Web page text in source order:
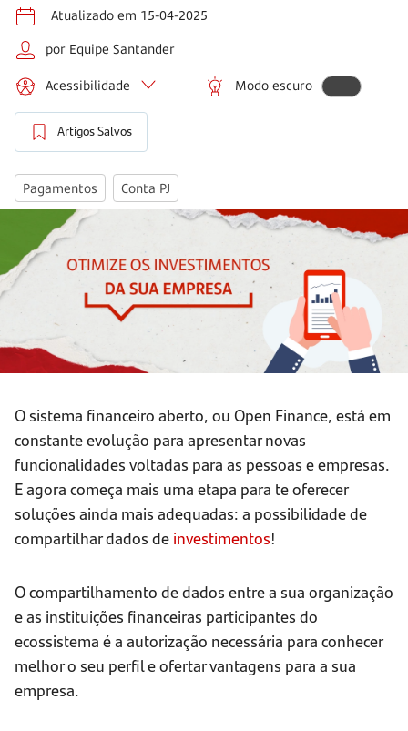
Atualizado em 15-04-2025
por Equipe Santander
Acessibilidade Modo escuro
Artigos Salvos
Pagamentos Conta PJ
O sistema financeiro aberto, ou Open Finance, está em
constante evolução para apresentar novas
funcionalidades voltadas para as pessoas e empresas.
E agora começa mais uma etapa para te oferecer
soluções ainda mais adequadas: a possibilidade de
compartilhar dados de investimentos!
O compartilhamento de dados entre a sua organização
e as instituições financeiras participantes do
ecossistema é a autorização necessária para conhecer
melhor o seu perfil e ofertar vantagens para a sua
empresa.